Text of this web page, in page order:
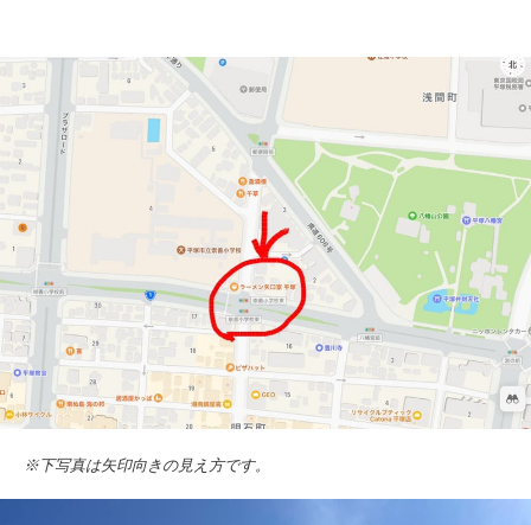
※下写真は矢印向きの見え方です。